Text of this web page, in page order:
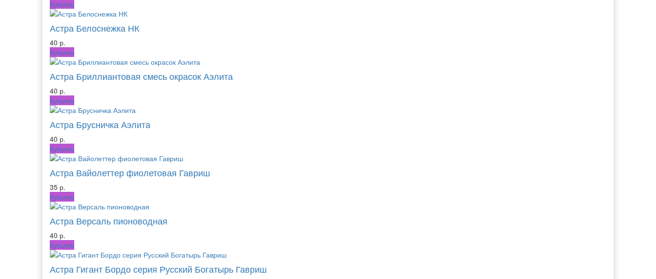
Купить
Астра Белоснежка НК
40 р.
Купить
Астра Бриллиантовая смесь окрасок Аэлита
40 р.
Купить
Астра Брусничка Аэлита
40 р.
Купить
Астра Вайолеттер фиолетовая Гавриш
35 р.
Купить
Астра Версаль пионоводная
40 р.
Купить
Астра Гигант Бордо серия Русский Богатырь Гавриш